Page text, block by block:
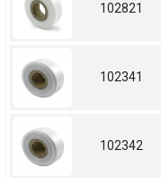
102821
102341
102342